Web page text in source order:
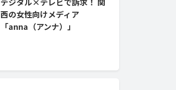
西の女性向けメディア
「anna（アンナ）」